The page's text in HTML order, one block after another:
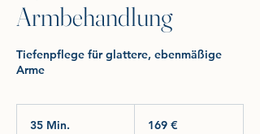
Armbehandlung
Tiefenpflege für glattere, ebenmäßige
Arme
35 Min. 169 €